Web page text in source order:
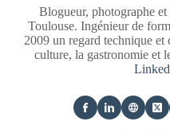
Blogueur, photographe et
Toulouse. Ingénieur de
2009 un regard technique
culture, la gastronomie et